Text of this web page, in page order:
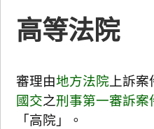
高等法院
審理由地方法院 上訴
國交之刑事第一審訴案
「高院」。